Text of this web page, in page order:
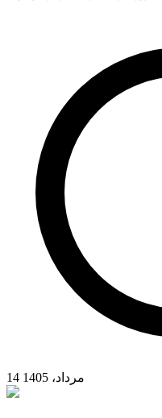
14 مرداد، 1405